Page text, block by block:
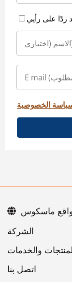
الخصوصية
اتصل بنا
ماسكوس